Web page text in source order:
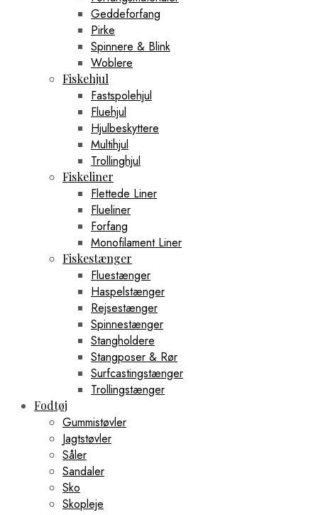
Geddeforfang
Pirke
Spinnere & Blink
Woblere
Fiskehjul
Fastspolehjul
Fluehjul
Hjulbeskyttere
Multihjul
Trollinghjul
Fiskeliner
Flettede Liner
Flueliner
Forfang
Monofilament Liner
Fiskestænger
Fluestænger
Haspelstænger
Rejsestænger
Spinnestænger
Stangholdere
Stangposer & Rør
Surfcastingstænger
Trollingstænger
Fodtøj
Gummistøvler
Jagtstøvler
Såler
Sandaler
Sko
Skopleje